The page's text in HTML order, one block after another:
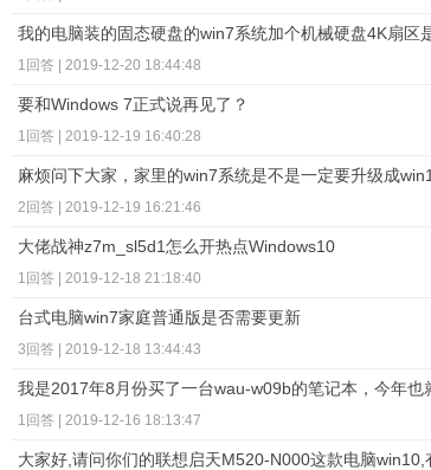
我的电脑装的固态硬盘的win7系统加个机械硬盘4K扇区
1回答 | 2019-12-20 18:44:48
要和Windows 7正式说再见了？
1回答 | 2019-12-19 16:40:28
麻烦问下大家，家里的win7系统是不是一定要升级成
2回答 | 2019-12-19 16:21:46
大佬战神z7m_sl5d1怎么开热点Windows10
1回答 | 2019-12-18 21:18:40
台式电脑win7家庭普通版是否需要更新
3回答 | 2019-12-18 13:44:43
我是2017年8月份买了一台wau-w09b的笔记本，今年
1回答 | 2019-12-16 18:13:47
大家好,请问你们的联想启天M520-N000这款电脑